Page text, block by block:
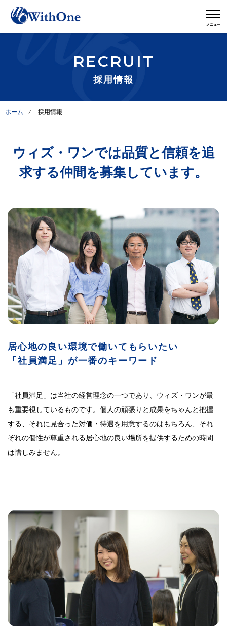
RECRUIT
採用情報
ホーム ⁄ 採用情報
ウィズ・ワンでは品質と信頼を追
求する仲間を募集しています。
居心地の良い環境で働いてもらいたい
「社員満足」が一番のキーワード
「社員満足」は当社の経営理念の一つであり、ウィズ・ワンが最
も重要視しているものです。個人の頑張りと成果をちゃんと把握
する、それに見合った対価・待遇を用意するのはもちろん、それ
ぞれの個性が尊重される居心地の良い場所を提供するための時間
は惜しみません。